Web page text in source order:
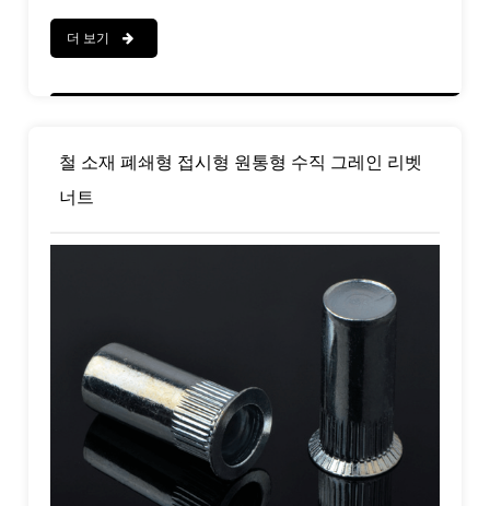
더 보기
철 소재 폐쇄형 접시형 원통형 수직 그레인 리벳
너트